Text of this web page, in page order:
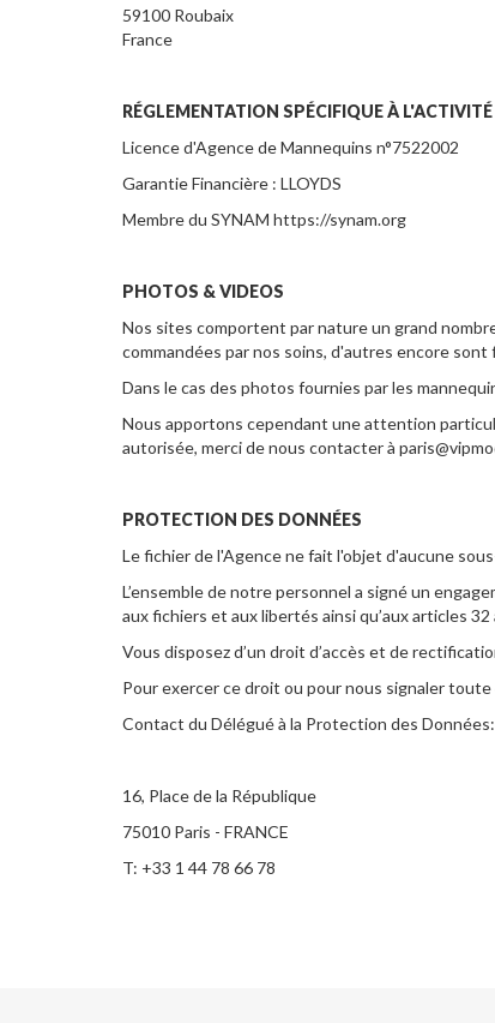
59100 Roubaix
France
RÉGLEMENTATION SPÉCIFIQUE À L'ACTIVITÉ
Licence d'Agence de Mannequins n°7522002
Garantie Financière : LLOYDS
Membre du SYNAM https://synam.org
PHOTOS & VIDEOS
Nos sites comportent par nature un grand
commandées par nos soins, d'autres encore
Dans le cas des photos fournies par les
Nous apportons cependant une attention
autorisée, merci de nous contacter à
PROTECTION DES DONNÉES
Le fichier de l'Agence ne fait l'objet d'aucune
L’ensemble de notre personnel a signé un
aux fichiers et aux libertés ainsi qu’aux articles
Vous disposez d’un droit d’accès et de
Pour exercer ce droit ou pour nous signaler
Contact du Délégué à la Protection des
16, Place de la République
75010 Paris - FRANCE
T: +33 1 44 78 66 78